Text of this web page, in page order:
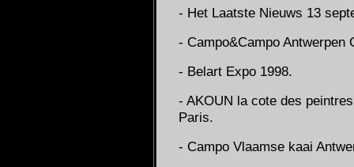
- Het Laatste Nieuws 13
- Campo&Campo Antwerpen
- Belart Expo 1998.
- AKOUN la cote des
Paris.
- Campo Vlaamse kaai